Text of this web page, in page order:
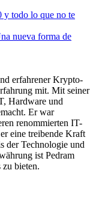
y todo lo que no te
nueva forma de
erfahrener Krypto-
mit. Mit seiner
Hardware und
Er war
renommierten IT-
eine treibende Kraft
der Technologie und
ist Pedram
zu bieten.